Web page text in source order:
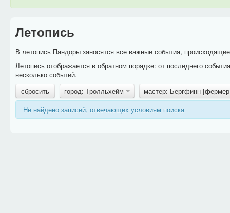
Летопись
В летопись Пандоры заносятся все важные события,
Летопись отображается в обратном порядке: от последнего
несколько событий.
сбросить
город: Тролльхейм
мастер: Бергфинн
Не найдено записей, отвечающих условиям поиска